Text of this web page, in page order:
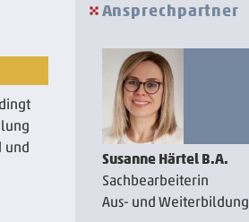
und
Ansprechpartner
Susanne Härtel B.A.
Sachbearbeiterin
Aus- und Weiterbildung